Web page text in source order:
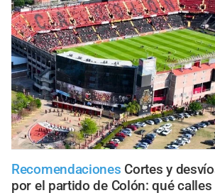
Recomendaciones Cortes y
por el partido de Colón: qué calles